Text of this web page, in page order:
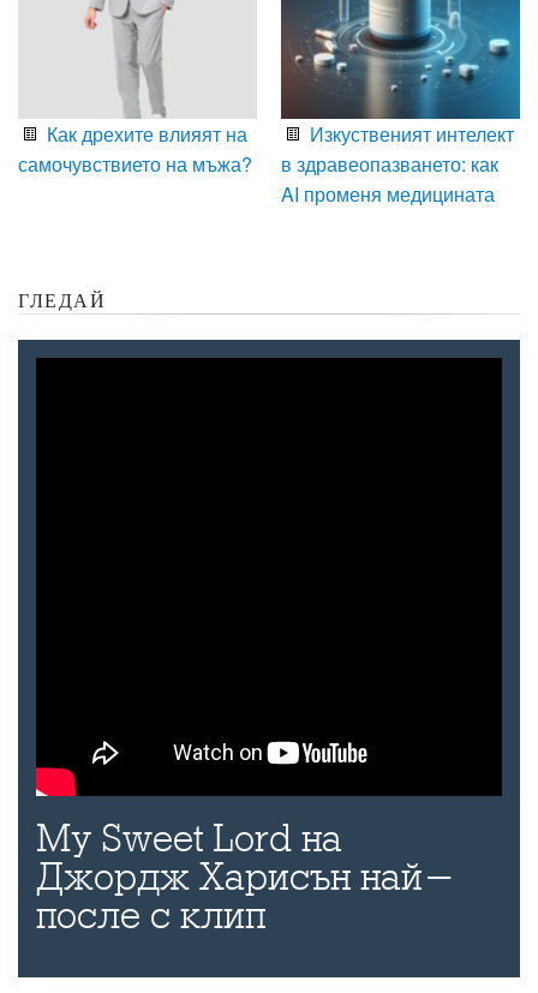
Как дрехите влияят на
самочувствието на мъжа?
Изкуственият интелект
в здравеопазването: как
AI променя медицината
ГЛЕДАЙ
My Sweet Lord на
Джордж Харисън най-
после с клип